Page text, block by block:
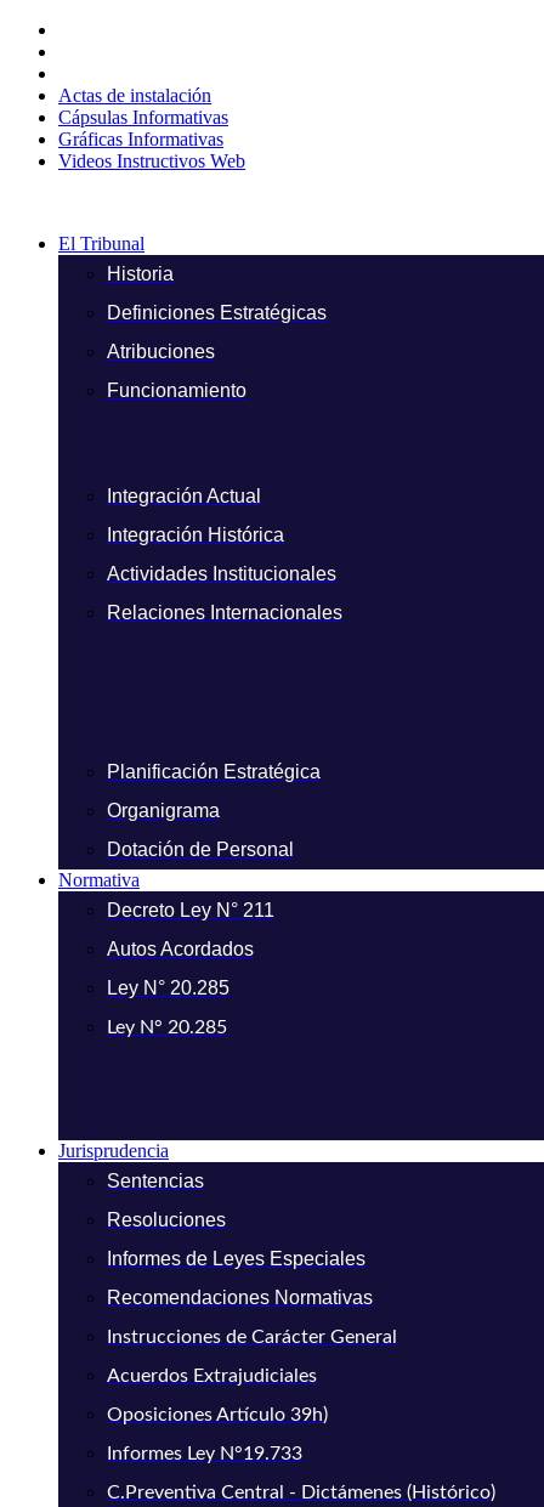
contenido
Actas de instalación
Cápsulas Informativas
Gráficas Informativas
Videos Instructivos Web
El Tribunal
Historia
Definiciones Estratégicas
Atribuciones
Funcionamiento
Integración Actual
Integración Histórica
Actividades Institucionales
Relaciones Internacionales
Planificación Estratégica
Organigrama
Dotación de Personal
Normativa
Decreto Ley N° 211
Autos Acordados
Ley N° 20.285
Ley N° 20.285
Jurisprudencia
Sentencias
Resoluciones
Informes de Leyes Especiales
Recomendaciones Normativas
Instrucciones de Carácter General
Acuerdos Extrajudiciales
Oposiciones Artículo 39h)
Informes Ley N°19.733
C.Preventiva Central - Dictámenes (Histórico)